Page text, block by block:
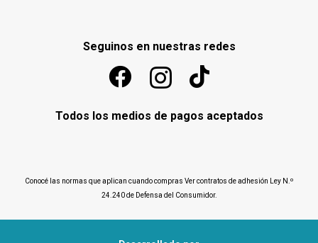
Seguinos en nuestras redes
Todos los medios de pagos aceptados
Conocé las normas que aplican cuando compras Ver contratos de adhesión Ley N.º
24.240 de Defensa del Consumidor.